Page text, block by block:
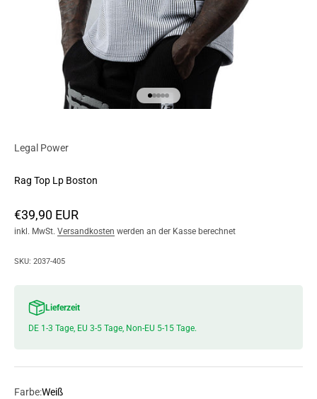
Go to item 1
Go to item 2
Go to item 3
Go to item 4
Go to item 5
Legal Power
Rag Top Lp Boston
Angebot
€39,90 EUR
inkl. MwSt. Versandkosten werden an der Kasse berechnet
SKU: 2037-405
Lieferzeit
DE 1-3 Tage, EU 3-5 Tage, Non-EU 5-15 Tage.
Farbe:Weiß